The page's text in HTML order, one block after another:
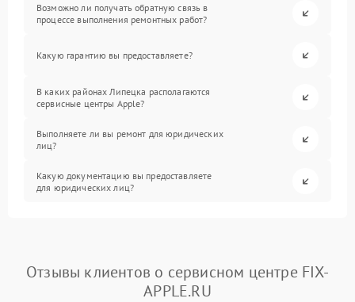
Возможно ли получать обратную связь в
процессе выполнения ремонтных работ?
Какую гарантию вы предоставляете?
В каких районах Липецка располагаются
сервисные центры Apple?
Выполняете ли вы ремонт для юридических
лиц?
Какую документацию вы предоставляете
для юридических лиц?
Отзывы клиентов о сервисном центре FIX-
APPLE.RU